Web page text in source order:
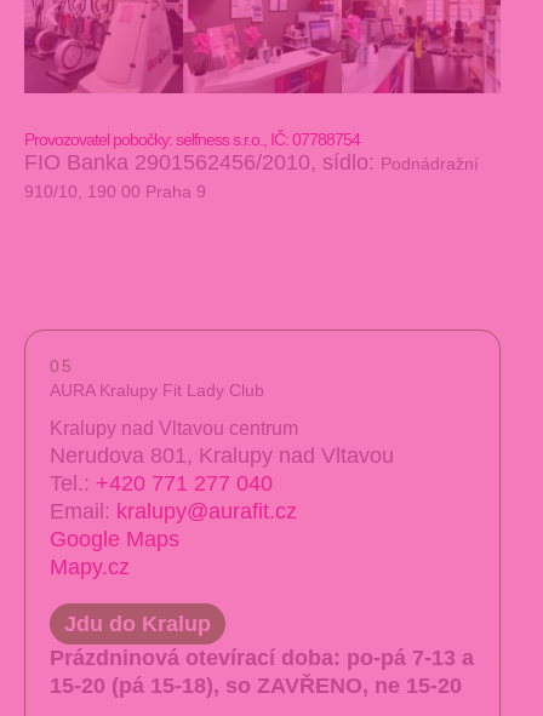
Provozovatel pobočky: selfness s.r.o., IČ: 07788754
FIO Banka 2901562456/2010, sídlo: Podnádražní
910/10, 190 00 Praha 9
05
AURA Kralupy Fit Lady Club
Kralupy nad Vltavou centrum
Nerudova 801, Kralupy nad Vltavou
Tel.: +420 771 277 040
Email: kralupy@aurafit.cz
Google Maps
Mapy.cz
Jdu do Kralup
Prázdninová otevírací doba: po-pá 7-13 a
15-20 (pá 15-18), so ZAVŘENO, ne 15-20